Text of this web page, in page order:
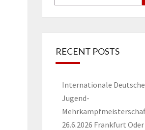
for:
RECENT POSTS
Internationale Deutsche
Jugend-
26.6.2026 Frankfurt Oder